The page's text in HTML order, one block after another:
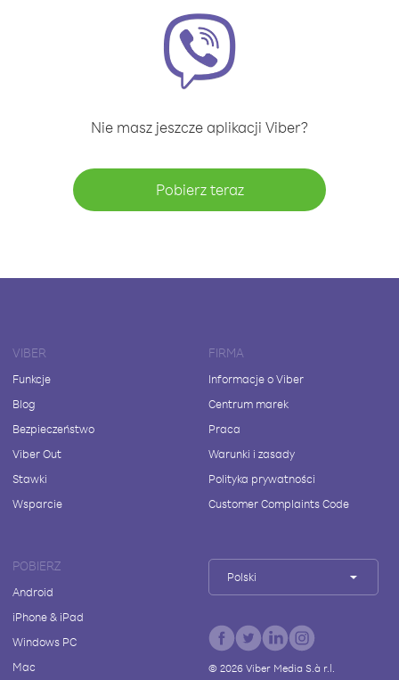
Nie masz jeszcze aplikacji Viber?
Pobierz teraz
VIBER
Funkcje
Blog
Bezpieczeństwo
Viber Out
Stawki
Wsparcie
FIRMA
Informacje o Viber
Centrum marek
Praca
Warunki i zasady
Polityka prywatności
Customer Complaints Code
POBIERZ
Android
iPhone & iPad
Windows PC
Mac
Polski
© 2026Viber Media S.à r.l.